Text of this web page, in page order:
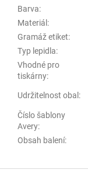
Barva:
Materiál :
Gramáž etiket:
Typ lepidla:
Vhodné pro
tiskárny:
Udržitelnost obal :
Číslo šablony
Avery:
Obsah balení: